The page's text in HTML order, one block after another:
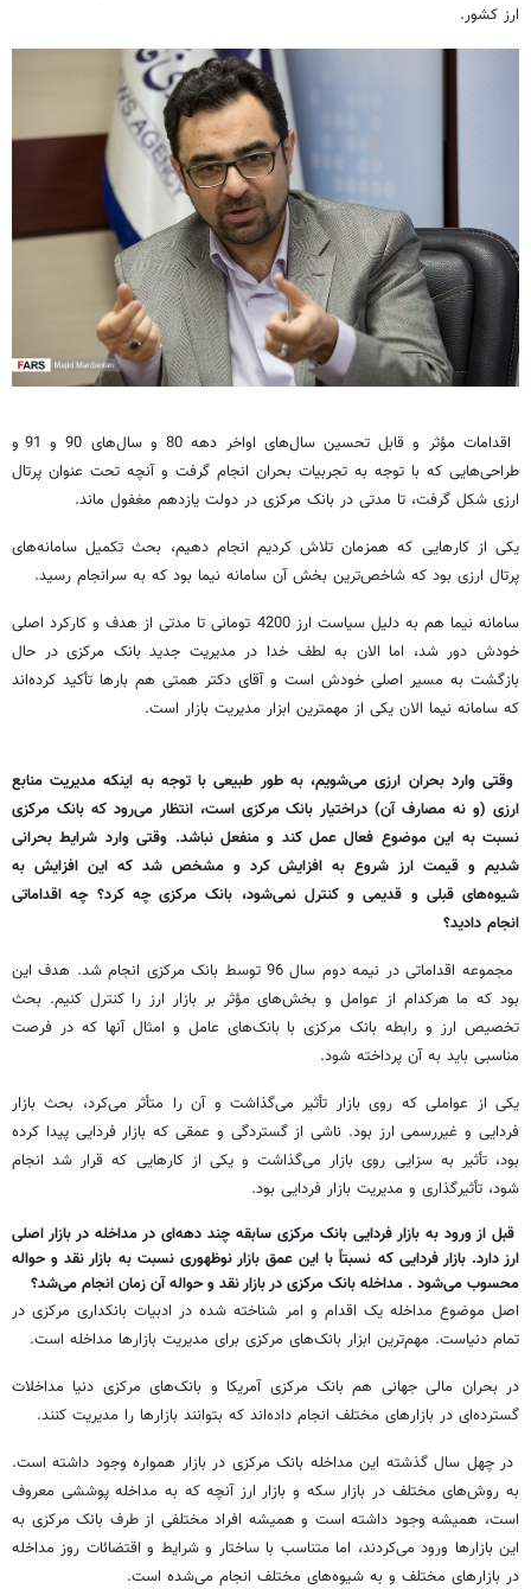
ارز کشور.
اقدامات مؤثر و قابل تحسین سال‌های اواخر دهه 80 و سال‌های 90 و 91 و
طراحی‌هایی که با توجه به تجربیات بحران انجام گرفت و آنچه تحت عنوان پرتال
ارزی شکل گرفت، تا مدتی در بانک مرکزی در دولت یازدهم مغفول ماند.
یکی از کارهایی که همزمان تلاش کردیم انجام دهیم، بحث تکمیل سامانه‌های
پرتال ارزی بود که شاخص‌ترین بخش آن سامانه نیما بود که به سرانجام رسید.
سامانه نیما هم به دلیل سیاست ارز 4200 تومانی تا مدتی از هدف و کارکرد اصلی
خودش دور شد، اما الان به لطف خدا در مدیریت جدید بانک مرکزی در حال
بازگشت به مسیر اصلی خودش است و آقای دکتر همتی هم بارها تأکید کرده‌اند
که سامانه نیما الان یکی از مهمترین ابزار مدیریت بازار است.
وقتی وارد بحران ارزی می‌شویم، به طور طبیعی با توجه به اینکه مدیریت منابع
ارزی (و نه مصارف آن) دراختیار بانک مرکزی است، انتظار می‌رود که بانک مرکزی
نسبت به این موضوع فعال عمل کند و منفعل نباشد. وقتی وارد شرایط بحرانی
شدیم و قیمت ارز شروع به افزایش کرد و مشخص شد که این افزایش به
شیوه‌های قبلی و قدیمی و کنترل نمی‌شود، بانک مرکزی چه کرد؟ چه اقداماتی
انجام دادید؟
مجموعه اقداماتی در نیمه دوم سال 96 توسط بانک مرکزی انجام شد. هدف این
بود که ما هرکدام از عوامل و بخش‌های مؤثر بر بازار ارز را کنترل کنیم. بحث
تخصیص ارز و رابطه بانک مرکزی با بانک‌های عامل و امثال آنها که در فرصت
مناسبی باید به آن پرداخته شود.
یکی از عواملی که روی بازار تأثیر می‌گذاشت و آن را متأثر می‌کرد، بحث بازار
فردایی و غیررسمی ارز بود. ناشی از گستردگی و عمقی که بازار فردایی پیدا کرده
بود، تأثیر به سزایی روی بازار می‌گذاشت و یکی از کارهایی که قرار شد انجام
شود، تأثیرگذاری و مدیریت بازار فردایی بود.
قبل از ورود به بازار فردایی بانک مرکزی سابقه چند دهه‌ای در مداخله در بازار اصلی
ارز دارد. بازار فردایی که نسبتاً با این عمق بازار نوظهوری نسبت به بازار نقد و حواله
محسوب می‌شود . مداخله بانک مرکزی در بازار نقد و حواله آن زمان انجام می‌شد؟
اصل موضوع مداخله یک اقدام و امر شناخته شده در ادبیات بانکداری مرکزی در
تمام دنیاست. مهم‌ترین ابزار بانک‌های مرکزی برای مدیریت بازارها مداخله است.
در بحران مالی جهانی هم بانک مرکزی آمریکا و بانک‌های مرکزی دنیا مداخلات
گسترده‌ای در بازارهای مختلف انجام داده‌اند که بتوانند بازارها را مدیریت کنند.
در چهل سال گذشته این مداخله بانک مرکزی در بازار همواره وجود داشته است.
به روش‌های مختلف در بازار سکه و بازار ارز آنچه که به مداخله پوششی معروف
است، همیشه وجود داشته است و همیشه افراد مختلفی از طرف بانک مرکزی به
این بازارها ورود می‌کردند، اما متناسب با ساختار و شرایط و اقتضائات روز مداخله
در بازارهای مختلف و به شیوه‌های مختلف انجام می‌شده است.